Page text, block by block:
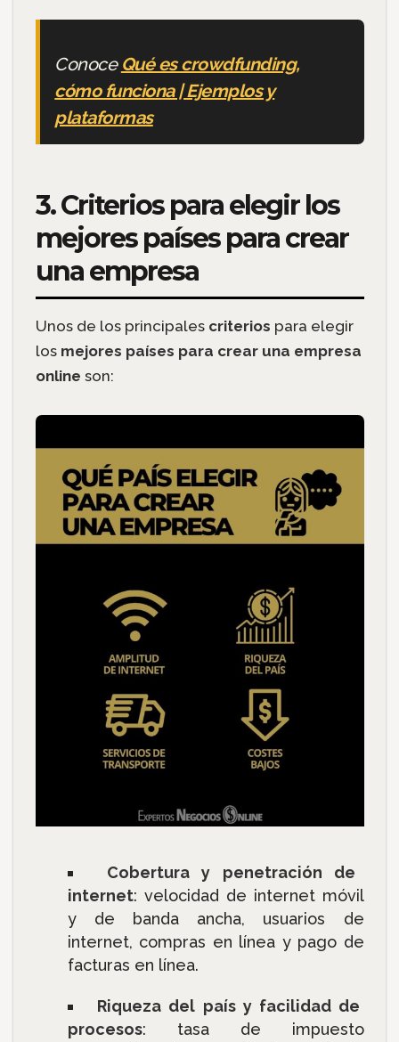
Conoce Qué es crowdfunding,
cómo funciona | Ejemplos y
plataformas
3. Criterios para elegir los
mejores países para crear
una empresa
Unos de los principales criterios para elegir
los mejores países para crear una empresa
online son:
Cobertura y penetración de
internet: velocidad de internet móvil
y de banda ancha, usuarios de
internet, compras en línea y pago de
facturas en línea.
Riqueza del país y facilidad de
procesos: tasa de impuesto